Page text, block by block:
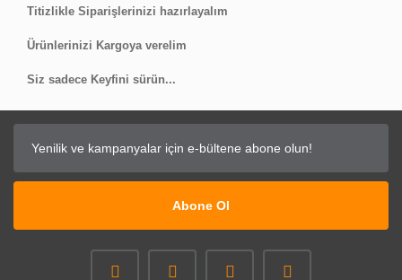
Titizlikle Siparişlerinizi hazırlayalım
Ürünlerinizi Kargoya verelim
Siz sadece Keyfini sürün...
Abone Ol